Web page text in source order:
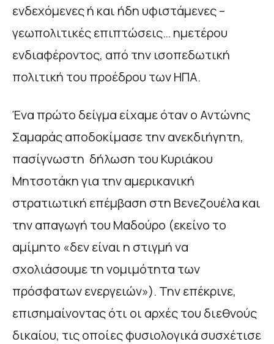
ενδεχόμενες ή και ήδη υφιστάμενες –
γεωπολιτικές επιπτώσεις… ημετέρου
ενδιαφέροντος, από την ισοπεδωτική
πολιτική του προέδρου των ΗΠΑ.
Ένα πρώτο δείγμα είχαμε όταν ο Αντώνης
Σαμαράς αποδοκίμασε την ανεκδιήγητη,
πασίγνωστη δήλωση του Κυριάκου
Μητσοτάκη για την αμερικανική
στρατιωτική επέμβαση στη Βενεζουέλα και
την απαγωγή του Μαδούρο (εκείνο το
αμίμητο «δεν είναι η στιγμή να
σχολιάσουμε τη νομιμότητα των
πρόσφατων ενεργειών»). Την επέκρινε,
επισημαίνοντας ότι οι αρχές του διεθνούς
δικαίου, τις οποίες φυσιολογικά συσχέτισε